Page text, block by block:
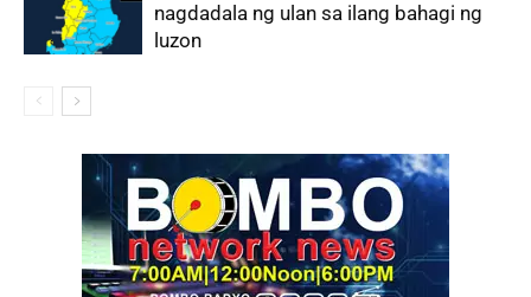
nagdadala ng ulan sa ilang bahagi ng
luzon